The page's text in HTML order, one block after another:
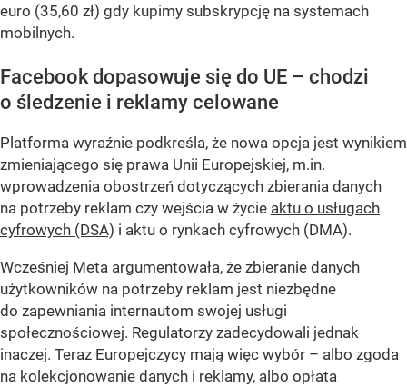
euro (35,60 zł) gdy kupimy subskrypcję na systemach
mobilnych.
Facebook dopasowuje się do UE – chodzi
o śledzenie i reklamy celowane
Platforma wyraźnie podkreśla, że nowa opcja jest wynikiem
zmieniającego się prawa Unii Europejskiej, m.in.
wprowadzenia obostrzeń dotyczących zbierania danych
na potrzeby reklam czy wejścia w życie aktu o usługach
cyfrowych (DSA) i aktu o rynkach cyfrowych (DMA).
Wcześniej Meta argumentowała, że zbieranie danych
użytkowników na potrzeby reklam jest niezbędne
do zapewniania internautom swojej usługi
społecznościowej. Regulatorzy zadecydowali jednak
inaczej. Teraz Europejczycy mają więc wybór – albo zgoda
na kolekcjonowanie danych i reklamy, albo opłata